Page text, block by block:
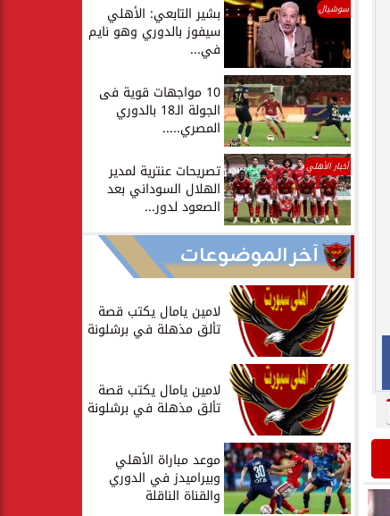
سوشيال بشير التابعي: الأهلي
سيفوز بالدوري وهو نايم
في...
10 مواجهات قوية فى
الجولة الـ18 بالدوري
المصري.....
أخبار الأهلي تصريحات عنترية لمدير
الهلال السوداني بعد
الصعود لدور...
آخر الموضوعات
لامين يامال يكتب قصة
تألق مذهلة في برشلونة
لامين يامال يكتب قصة
تألق مذهلة في برشلونة
موعد مباراة الأهلي
وبيراميدز في الدوري
والقناة الناقلة